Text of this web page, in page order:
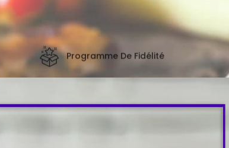
Programme De Fidélité